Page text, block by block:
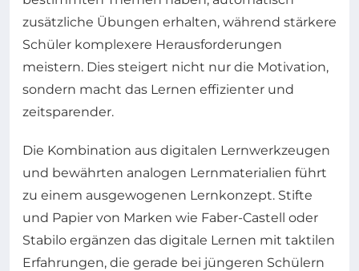
zusätzliche Übungen erhalten, während stärkere
Schüler komplexere Herausforderungen
meistern. Dies steigert nicht nur die Motivation,
sondern macht das Lernen effizienter und
zeitsparender.
Die Kombination aus digitalen Lernwerkzeugen
und bewährten analogen Lernmaterialien führt
zu einem ausgewogenen Lernkonzept. Stifte
und Papier von Marken wie Faber-Castell oder
Stabilo ergänzen das digitale Lernen mit taktilen
Erfahrungen, die gerade bei jüngeren Schülern